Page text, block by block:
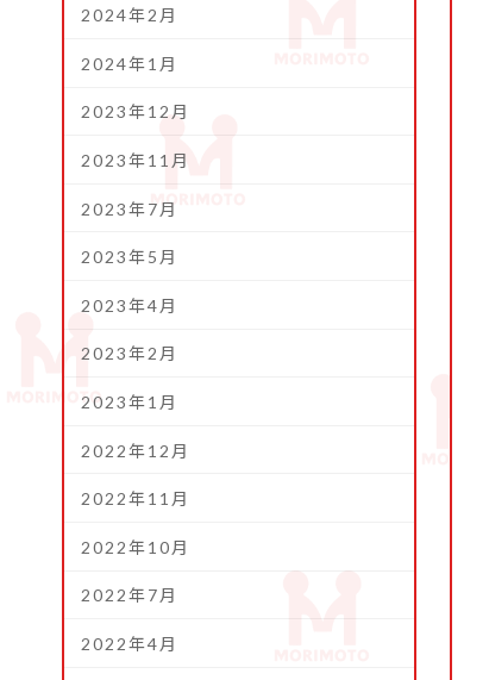
2024年2月
2024年1月
2023年12月
2023年11月
2023年7月
2023年5月
2023年4月
2023年2月
2023年1月
2022年12月
2022年11月
2022年10月
2022年7月
2022年4月